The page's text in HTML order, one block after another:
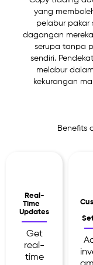
yang
pelabur pakar
dagangan
serupa tanpa
sendiri.
melabur
kekurangan
Benefits
Real-
Time
Updates
Get
real-
time